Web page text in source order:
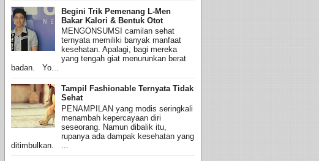
Begini Trik Pemenang L-Men
Bakar Kalori & Bentuk Otot
MENGONSUMSI camilan sehat
ternyata memiliki banyak manfaat
kesehatan. Apalagi, bagi mereka
yang tengah giat menurunkan berat
badan. Yo...
Tampil Fashionable Ternyata Tidak
Sehat
PENAMPILAN yang modis seringkali
menambah kepercayaan diri
seseorang. Namun dibalik itu,
rupanya ada dampak kesehatan yang
ditimbulkan. ...